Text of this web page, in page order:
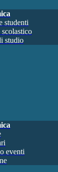
studenti
scolastico
studio
eventi